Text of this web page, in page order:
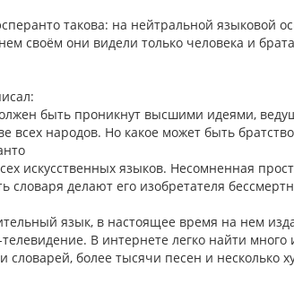
такова: на нейтральной языковой
своём они видели только человека и
быть проникнут высшими идеями,
всех народов. Но какое может быть
искусственных языков. Несомненная
словаря делают его изобретателя
язык, в настоящее время на нем
В интернете легко найти
словарей, более тысячи песен и несколько